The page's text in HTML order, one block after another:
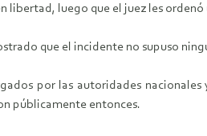
libertad, luego que el juez les
que el incidente no supuso
por las autoridades
públicamente entonces.